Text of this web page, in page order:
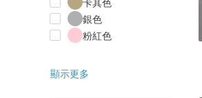
銀色
粉紅色
顯示更多